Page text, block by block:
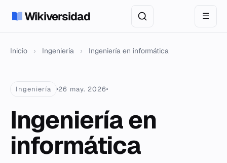
Wikiversidad ☰
Inicio › Ingeniería › Ingeniería en informática
Ingeniería 26 may. 2026
Ingeniería en
informática